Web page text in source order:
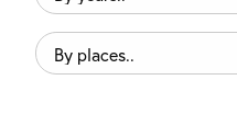
years..
By
places..